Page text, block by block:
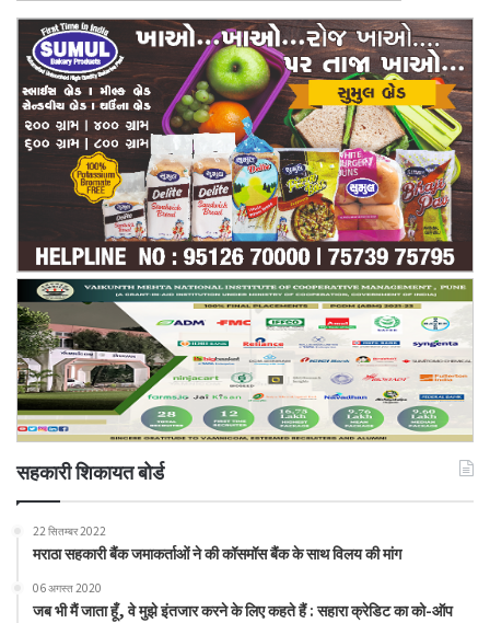
सहकारी शिकायत बोर्ड
22 सितम्बर 2022
मराठा सहकारी बैंक जमाकर्ताओं ने की कॉसमॉस बैंक के साथ विलय की मांग
06 अगस्त 2020
जब भी मैं जाता हूँ, वे मुझे इंतजार करने के लिए कहते हैं : सहारा क्रेडिट का को-ऑप